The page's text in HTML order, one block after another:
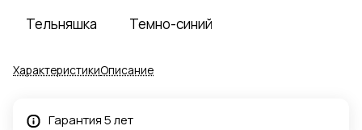
Тельняшка Темно-синий
ХарактеристикиОписание
Гарантия 5 лет